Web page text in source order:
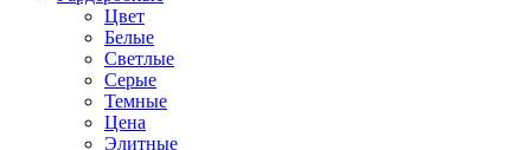
Цвет
Белые
Светлые
Серые
Темные
Цена
Элитные